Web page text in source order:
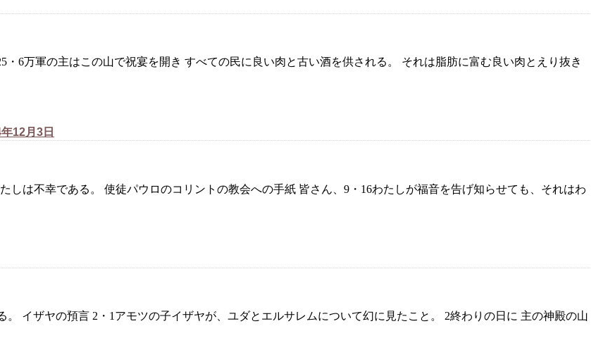
6万軍の主はこの山で祝宴を開き すべての民に良い肉と古い酒を供される。 それは脂肪に富む良い肉とえり抜き
12月3日
しは不幸である。 使徒パウロのコリントの教会への手紙 皆さん、9・16わたしが福音を告げ知らせても、それはわ
イザヤの預言 2・1アモツの子イザヤが、ユダとエルサレムについて幻に見たこと。 2終わりの日に 主の神殿の山